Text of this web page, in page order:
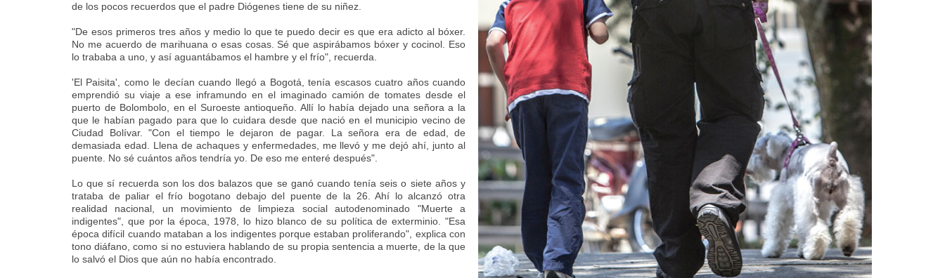
de los pocos recuerdos que el padre Diógenes tiene de su niñez.
"De esos primeros tres años y medio lo que te puedo decir es que era adicto al bóxer.
No me acuerdo de marihuana o esas cosas. Sé que aspirábamos bóxer y cocinol. Eso
lo trababa a uno, y así aguantábamos el hambre y el frío", recuerda.
'El Paisita', como le decían cuando llegó a Bogotá, tenía escasos cuatro años cuando
emprendió su viaje a ese inframundo en el imaginado camión de tomates desde el
puerto de Bolombolo, en el Suroeste antioqueño. Allí lo había dejado una señora a la
que le habían pagado para que lo cuidara desde que nació en el municipio vecino de
Ciudad Bolívar. "Con el tiempo le dejaron de pagar. La señora era de edad, de
demasiada edad. Llena de achaques y enfermedades, me llevó y me dejó ahí, junto al
puente. No sé cuántos años tendría yo. De eso me enteré después".
Lo que sí recuerda son los dos balazos que se ganó cuando tenía seis o siete años y
trataba de paliar el frío bogotano debajo del puente de la 26. Ahí lo alcanzó otra
realidad nacional, un movimiento de limpieza social autodenominado "Muerte a
indigentes", que por la época, 1978, lo hizo blanco de su política de exterminio. "Esa
época difícil cuando mataban a los indigentes porque estaban proliferando", explica con
tono diáfano, como si no estuviera hablando de su propia sentencia a muerte, de la que
lo salvó el Dios que aún no había encontrado.